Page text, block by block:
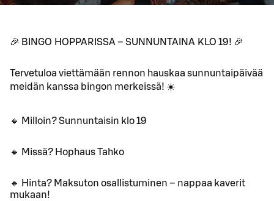
🎉 BINGO HOPPARISSA – SUNNUNTAINA KLO 19! 🎉
Tervetuloa viettämään rennon hauskaa sunnuntaipäivää
meidän kanssa bingon merkeissä! ☀️
🔸 Milloin? Sunnuntaisin klo 19
🔸 Missä? Hophaus Tahko
🔸 Hinta? Maksuton osallistuminen – nappaa kaverit
mukaan!